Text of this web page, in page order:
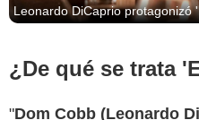
Leonardo DiCaprio protagonizó
¿De qué se trata
"Dom Cobb (Leonardo